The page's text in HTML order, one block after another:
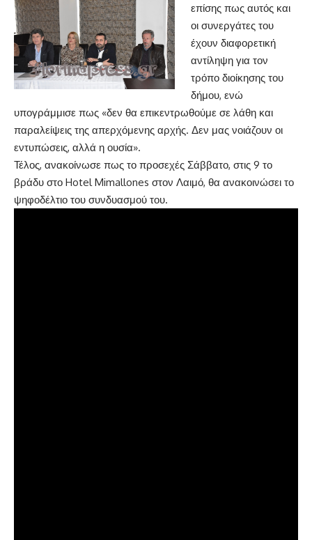
επίσης πως αυτός και
οι συνεργάτες του
έχουν διαφορετική
αντίληψη για τον
τρόπο διοίκησης του
δήμου, ενώ
υπογράμμισε πως «δεν θα επικεντρωθούμε σε λάθη και
παραλείψεις της απερχόμενης αρχής. Δεν μας νοιάζουν οι
εντυπώσεις, αλλά η ουσία».
Τέλος, ανακοίνωσε πως το προσεχές Σάββατο, στις 9 το
βράδυ στο Hotel Mimallones στον Λαιμό, θα ανακοινώσει το
ψηφοδέλτιο του συνδυασμού του.